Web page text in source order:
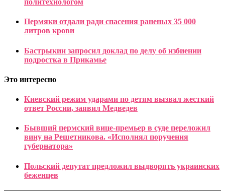
политехнологом
Пермяки отдали ради спасения раненых 35 000
литров крови
Бастрыкин запросил доклад по делу об избиении
подростка в Прикамье
Это интересно
Киевский режим ударами по детям вызвал жесткий
ответ России, заявил Медведев
Бывший пермский вице-премьер в суде переложил
вину на Решетникова. «Исполнял поручения
губернатора»
Польский депутат предложил выдворять украинских
беженцев